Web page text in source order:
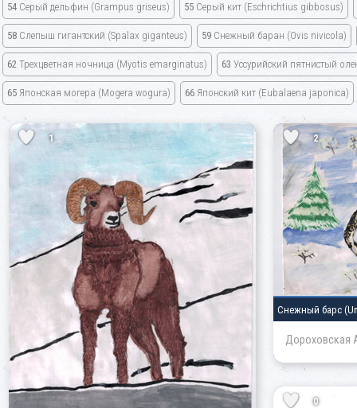
54 Серый дельфин (Grampus griseus) 55 Серый кит (Eschrichtius gibbosus)
58 Слепыш гигантский (Spalax giganteus) 59 Снежный баран (Ovis nivicola)
62 Трехцветная ночница (Myotis emarginatus) 63 Уссурийский пятнистый
65 Японская могера (Mogera wogura) 66 Японский кит (Eubalaena japonica)
1 2
Снежный барс
Дороховская
0